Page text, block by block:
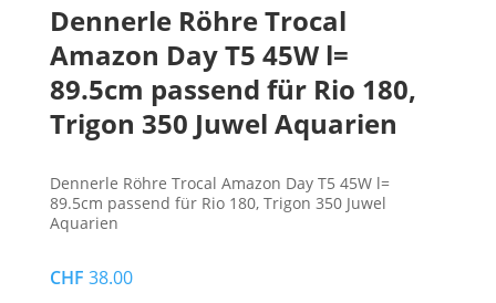
Dennerle Röhre Trocal
Amazon Day T5 45W l=
89.5cm passend für Rio 180,
Trigon 350 Juwel Aquarien
Dennerle Röhre Trocal Amazon Day T5 45W l=
89.5cm passend für Rio 180, Trigon 350 Juwel
Aquarien
CHF 38.00